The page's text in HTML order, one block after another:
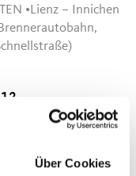
Über Cookies
•Lienz – Innichen